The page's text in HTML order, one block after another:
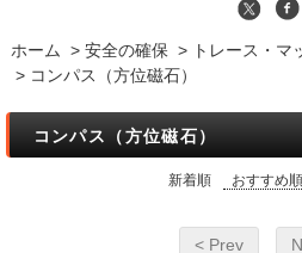
ホーム > 安全の確保 > トレース・マ
> コンパス（方位磁石）
コンパス（方位磁石）
新着順 おすすめ順
< Prev